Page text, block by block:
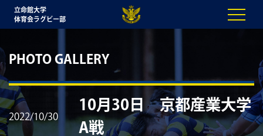
立命館大学
体育会ラグビー部
PHOTO GALLERY
2022/10/30
10月30日 京都産業大学
A戦